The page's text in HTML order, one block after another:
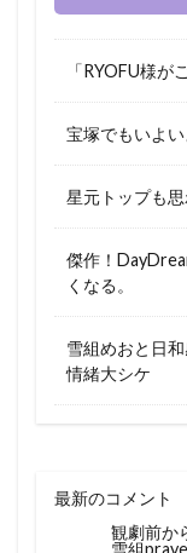
「RYOFU様
宝塚でもいよ
星元トップも
傑作！
くなる。
雪組めおと日
情緒大シケ
最新のコメント
観劇前か
雪組